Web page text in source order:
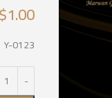
$1.00
Y-0123